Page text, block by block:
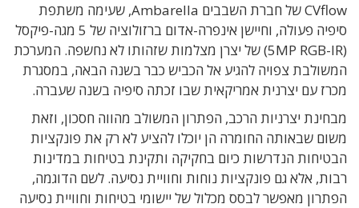
CVflow של חברת השבבים Ambarella, שעימה משתפת
סיפיה פעולה, וחיישן אינפרה-אדום ברזולוציה של 5 מגה-פיקסל
(5MP RGB-IR) של יצרן מצלמות שזהותו לא נחשפה. המערכת
המשולבת צפויה להגיע אל הכביש כבר בשנה הבאה, במסגרת
מכרז עם יצרנית אמריקאית שבו זכתה סיפיה בשנה שעברה.
מבחינת יצרניות הרכב, הפתרון המשולב מהווה חסכון, וזאת
משום שבאותה החומרה הן יוכלו להציע לא רק את פונקציות
הבטיחות הנדרשות כיום בחקיקה ותקינת בטיחות במדינות
רבות, אלא גם פונקציות נוחות וחוויית נסיעה. לשם הדוגמה,
הפתרון מאפשר לבסס מכלול של יישומי בטיחות וחוויית נסיעה